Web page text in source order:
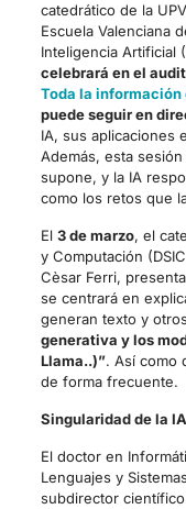
catedrático de la
Escuela Valenciana
Inteligencia Artificial
celebrará en el
Toda la información
puede seguir en
IA, sus aplicaciones
Además, esta
supone, y la IA
como los retos que
El 3 de marzo, el
y Computación
Cèsar Ferri,
se centrará en
generan texto y
generativa y los
Llama..)”. Así como
de forma frecuente.
Singularidad de la IA
El doctor en
Lenguajes y
subdirector científico